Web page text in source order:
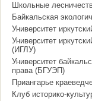
Школьные
Байкальская
Университет
Университет
(ИГЛУ)
Университет
права (БГУЭП)
Приангарье
Клуб историко-